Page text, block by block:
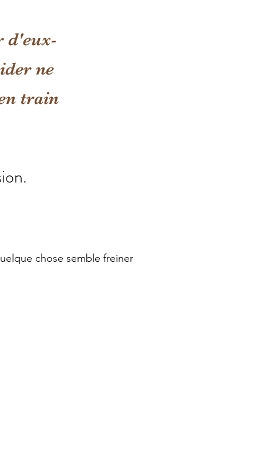
d'eux-
ne
train
chose semble freiner